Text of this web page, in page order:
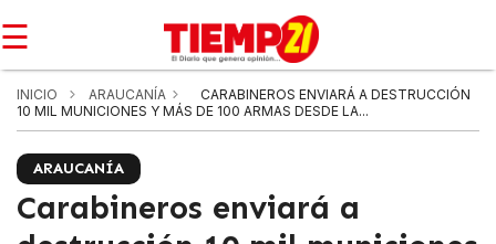
☰
INICIO ARAUCANÍA
CARABINEROS ENVIARÁ A DESTRUCCIÓN
10 MIL MUNICIONES Y MÁS DE 100 ARMAS DESDE LA...
ARAUCANÍA
Carabineros enviará a